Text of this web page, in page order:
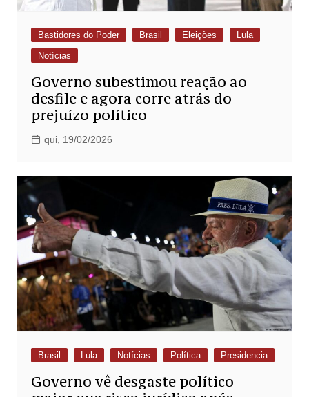
Bastidores do Poder Brasil Eleições
Lula
Notícias
Governo subestimou reação ao
desfile e agora corre atrás do
prejuízo político
qui, 19/02/2026
Brasil Lula Notícias Política Presidencia
Governo vê desgaste político